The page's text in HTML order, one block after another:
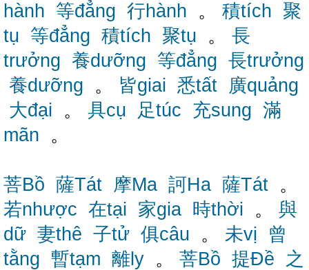
hành 等đẳng 行hành 。 積tích 聚
tụ 等đẳng 積tích 聚tụ 。 長
trưởng 養dưỡng 等đẳng 長trưởng
養dưỡng 。 皆giai 悉tất
廣quảng
大đại 。 具cụ 足túc 充sung 滿
mãn 。
菩Bồ 薩Tát 摩Ma 訶Ha 薩Tát 。
若nhược 在tại 家gia 時thời 。 與
dữ 妻thê 子tử 俱câu 。 未vị
曾
tằng 暫tạm 離ly 。 菩Bồ 提Đề
之